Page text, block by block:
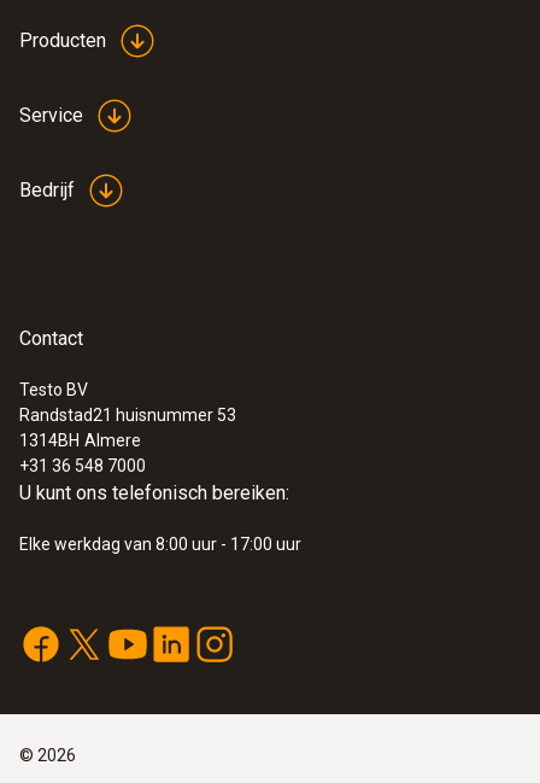
Producten
Service
Bedrijf
Contact
Testo BV
Randstad21 huisnummer 53
1314BH Almere
+31 36 548 7000
U kunt ons telefonisch bereiken:
Elke werkdag van 8:00 uur - 17:00 uur
© 2026